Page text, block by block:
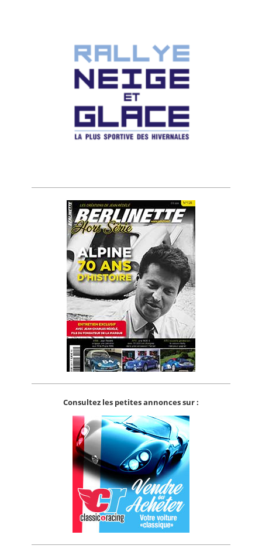
Consultez les petites annonces sur :